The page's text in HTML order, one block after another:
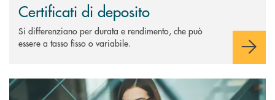
Certificati di deposito
Si differenziano per durata e rendimento, che può
essere a tasso fisso o variabile.
Scopri di più Trading online